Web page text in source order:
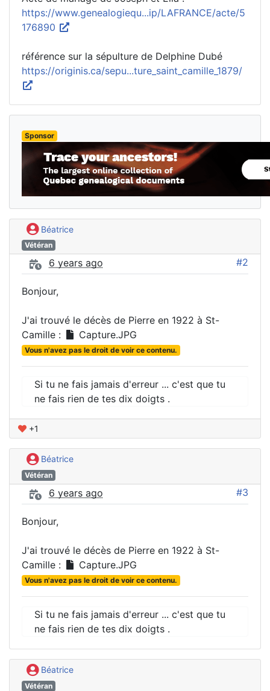
https://www.genealogiequ...ip/LAFRANCE/acte/5
176890
référence sur la sépulture de Delphine Dubé
https://originis.ca/sepu...ture_saint_camille_1879/
Sponsor
Béatrice
Vétéran
6 years ago #2
Bonjour,
J'ai trouvé le décès de Pierre en 1922 à St-
Camille :
Capture.JPG
Vous n'avez pas le droit de voir ce contenu.
Si tu ne fais jamais d'erreur ... c'est que tu
ne fais rien de tes dix doigts .
+1
Béatrice
Vétéran
6 years ago #3
Bonjour,
J'ai trouvé le décès de Pierre en 1922 à St-
Camille :
Capture.JPG
Vous n'avez pas le droit de voir ce contenu.
Si tu ne fais jamais d'erreur ... c'est que tu
ne fais rien de tes dix doigts .
Béatrice
Vétéran